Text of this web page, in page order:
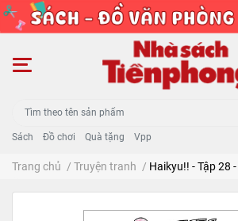
Sách Đồ chơi Quà tặng Vpp
Trang chủ / Truyện tranh / Haikyu!! - Tập 28